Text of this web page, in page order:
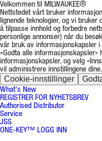
Velkommen til MILWAUKEE®
Nettstedet vårt bruker
lignende teknologier, og vi
å tilpasse innhold og forbedre
personlige annonser) når du
vår bruk av informasjonskapsler i
«Godta alle
informasjonskapsler, og velg
vil administrere innstillingene dine.
Cookie-innstillinger
What's New
REGISTRER FOR NYHETSBREV
Authorised Distributor
Service
JSS
ONE-KEY™ LOGG INN